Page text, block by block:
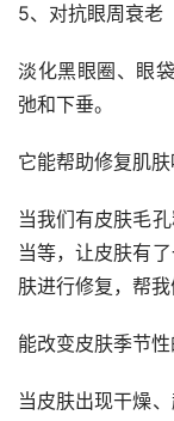
5、对抗眼周衰老
淡化黑眼圈、眼
弛和下垂。
它能帮助修复肌
当我们有皮肤毛
当等，让皮肤有
肤进行修复，帮
能改变皮肤季节
当皮肤出现干燥